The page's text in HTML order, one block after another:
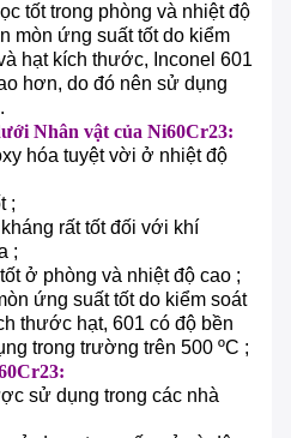
tốt trong phòng và nhiệt độ
mòn ứng suất tốt do kiểm
hạt kích thước, Inconel 601
hơn, do đó nên sử dụng
Nhân vật của Ni60Cr23:
hóa tuyệt vời ở nhiệt độ
;
rất tốt đối với khí
;
ở phòng và nhiệt độ cao ;
ứng suất tốt do kiểm soát
thước hạt, 601 có độ bền
trong trường trên 500 ºC ;
sử dụng trong các nhà